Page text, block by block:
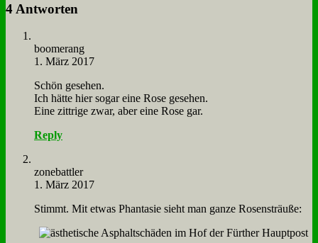
4 Antworten
boo­me­rang
1. März 2017
Schön ge­se­hen.
Ich hät­te hier so­gar ei­ne Ro­se ge­se­hen.
Ei­ne zitt­ri­ge zwar, aber ei­ne Ro­se gar.
Reply
zone­batt­ler
1. März 2017
Stimmt. Mit et­was Phan­ta­sie sieht man gan­ze Ro­sen­sträu­ße: